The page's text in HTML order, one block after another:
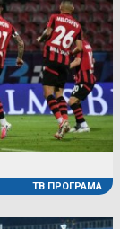
ТВ ПРОГРАМА